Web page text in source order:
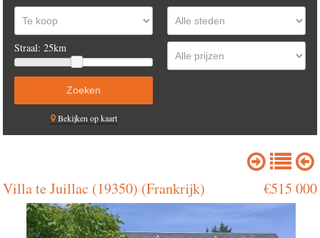
Straal:25km
Bekijken op kaart
Villa te Juillac (19350) (Frankrijk) €515 000